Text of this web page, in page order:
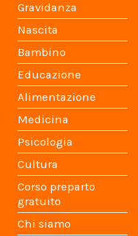
Gravidanza
Nascita
Bambino
Educazione
Alimentazione
Medicina
Psicologia
Cultura
Corso preparto
gratuito
Chi siamo